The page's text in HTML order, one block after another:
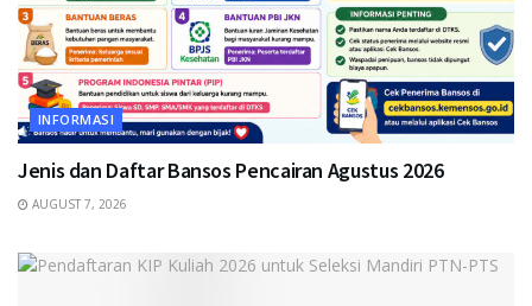
INFORMASI
Jenis dan Daftar Bansos Pencairan Agustus 2026
AUGUST 7, 2026